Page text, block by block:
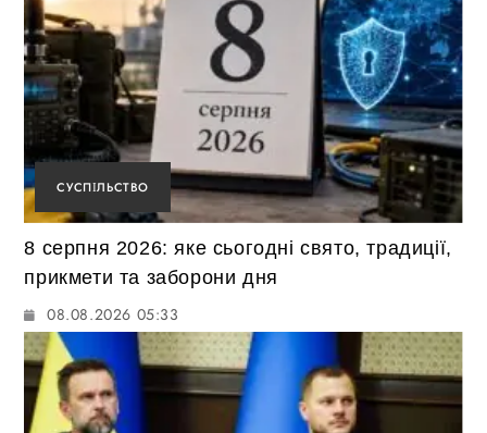
СУСПІЛЬСТВО
8 серпня 2026: яке сьогодні свято, традиції,
прикмети та заборони дня
08.08.2026 05:33